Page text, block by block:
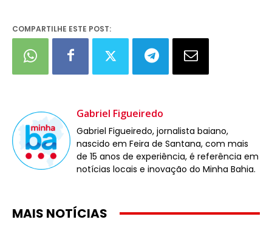
COMPARTILHE ESTE POST:
Gabriel Figueiredo
Gabriel Figueiredo, jornalista baiano,
nascido em Feira de Santana, com mais
de 15 anos de experiência, é referência em
notícias locais e inovação do Minha Bahia.
MAIS NOTÍCIAS